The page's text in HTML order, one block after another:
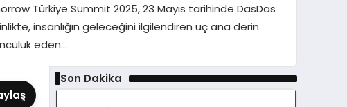
Türkiye Summit 2025, 23 Mayıs tarihinde DasDas
insanlığın geleceğini ilgilendiren üç ana derin
eden…
Son Dakika